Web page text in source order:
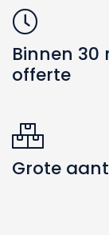
Binnen
offerte
Grote